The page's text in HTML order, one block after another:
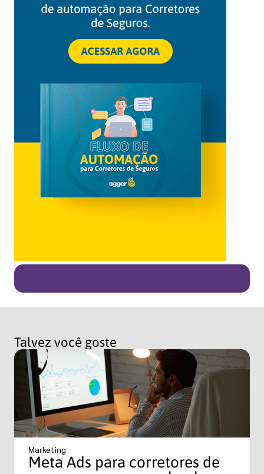
Talvez você goste
Marketing
Meta Ads para corretores de